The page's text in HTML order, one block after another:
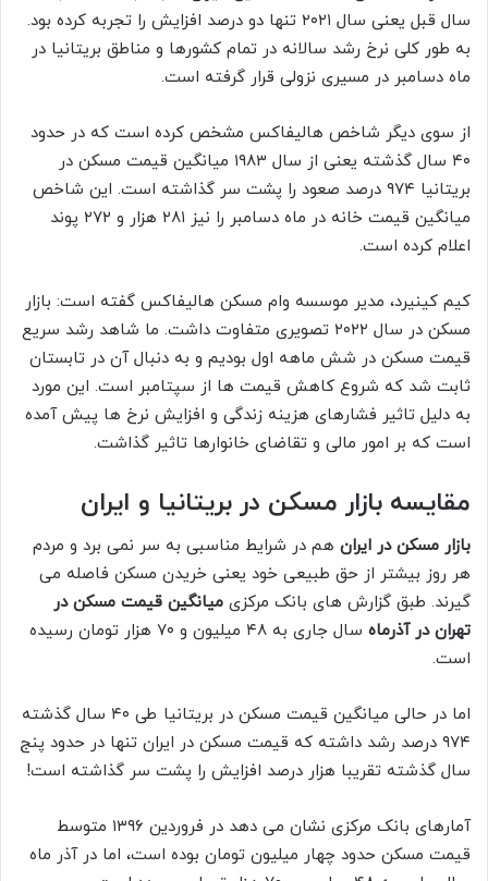
سال قبل یعنی سال ۲۰۲۱ تنها دو درصد افزایش را تجربه کرده بود.
به طور کلی نرخ رشد سالانه در تمام کشور‌ها و مناطق بریتانیا در
ماه دسامبر در مسیری نزولی قرار گرفته است.
از سوی دیگر شاخص هالیفاکس مشخص کرده است که در حدود
۴۰ سال گذشته یعنی از سال ۱۹۸۳ میانگین قیمت مسکن در
بریتانیا ۹۷۴ درصد صعود را پشت سر گذاشته است. این شاخص
میانگین قیمت خانه در ماه دسامبر را نیز ۲۸۱ هزار و ۲۷۲ پوند
اعلام کرده است.
کیم کینیرد، مدیر موسسه وام مسکن هالیفاکس گفته است: بازار
مسکن در سال ۲۰۲۲ تصویری متفاوت داشت. ما شاهد رشد سریع
قیمت مسکن در شش ماهه اول بودیم و به دنبال آن در تابستان
ثابت شد که شروع کاهش قیمت ها از سپتامبر است. این مورد
به دلیل تاثیر فشار‌های هزینه زندگی و افزایش نرخ ها پیش آمده
است که بر امور مالی و تقاضای خانوار‌ها تاثیر گذاشت.
مقایسه بازار مسکن در بریتانیا و ایران
بازار مسکن در ایران هم در شرایط مناسبی به سر نمی برد و مردم
هر روز بیشتر از حق طبیعی خود یعنی خریدن مسکن فاصله می
گیرند. طبق گزارش های بانک مرکزی میانگین قیمت مسکن در
تهران در آذرماه
سال جاری به ۴۸ میلیون و ۷۰ هزار تومان رسیده
است.
اما در حالی میانگین قیمت مسکن در بریتانیا طی ۴۰ سال گذشته
۹۷۴ درصد رشد داشته که قیمت مسکن در ایران تنها در حدود پنج
سال گذشته تقریبا هزار درصد افزایش را پشت سر گذاشته است!
آمار‌های بانک مرکزی نشان می دهد در فروردین ۱۳۹۶ متوسط
قیمت مسکن حدود چهار میلیون تومان بوده است، اما در آذر ماه